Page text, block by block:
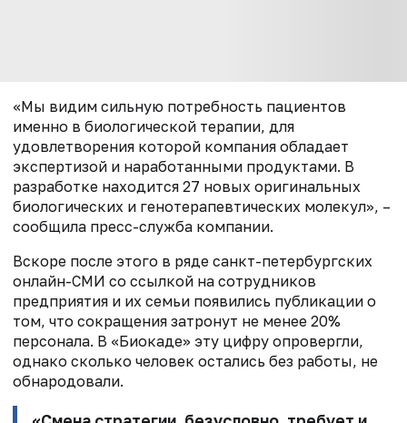
«Мы видим сильную потребность пациентов
именно в биологической терапии, для
удовлетворения которой компания обладает
экспертизой и наработанными продуктами. В
разработке находится 27 новых оригинальных
биологических и генотерапевтических молекул», –
сообщила пресс-служба компании.
Вскоре после этого в ряде санкт-петербургских
онлайн-СМИ со ссылкой на сотрудников
предприятия и их семьи появились публикации о
том, что сокращения затронут не менее 20%
персонала. В «Биокаде» эту цифру опровергли,
однако сколько человек остались без работы, не
обнародовали.